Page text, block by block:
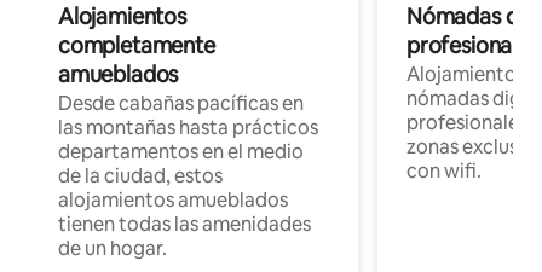
Alojamientos
completamente
amueblados
Desde cabañas pacíficas en
las montañas hasta prácticos
departamentos en el medio
de la ciudad, estos
alojamientos amueblados
tienen todas las amenidades
de un hogar.
Nómadas
Alojamientos
nómadas
profesionales
zonas
con wifi.